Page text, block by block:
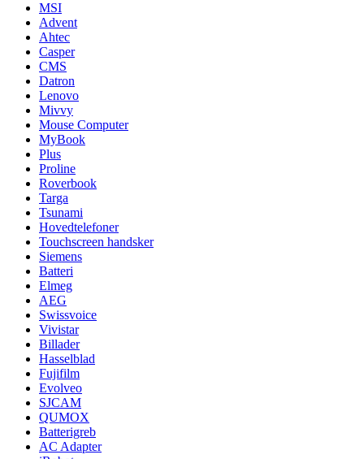
MSI
Advent
Ahtec
Casper
CMS
Datron
Lenovo
Mivvy
Mouse Computer
MyBook
Plus
Proline
Roverbook
Targa
Tsunami
Hovedtelefoner
Touchscreen handsker
Siemens
Batteri
Elmeg
AEG
Swissvoice
Vivistar
Billader
Hasselblad
Fujifilm
Evolveo
SJCAM
QUMOX
Batterigreb
AC Adapter